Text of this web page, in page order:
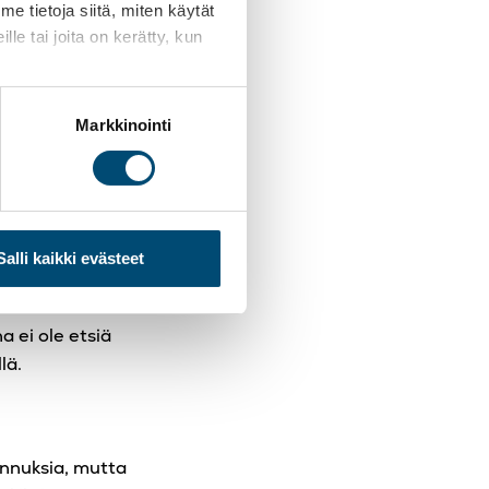
tietoja siitä, miten käytät
tai joita on kerätty, kun
Markkinointi
kaikki evästeet
puitteissa
halua kehittää
ja
ei ole etsiä
mutta